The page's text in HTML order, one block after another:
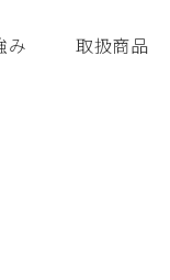
み 取扱商品